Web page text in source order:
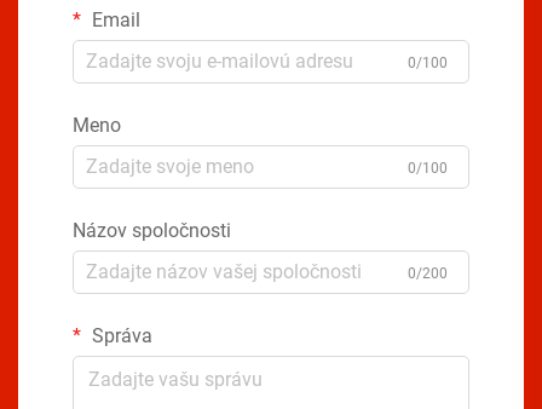
Email
0/100
Meno
0/100
Názov spoločnosti
0/200
Správa